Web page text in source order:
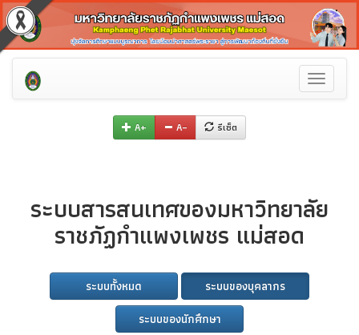
Toggle
A+ A– รีเซ็ต
ระบบสารสนเทศของมหาวิทยาลัย
ราชภัฏกำแพงเพชร แม่สอด
ระบบทั้งหมด
ระบบของบุคลากร
ระบบของนักศึกษา